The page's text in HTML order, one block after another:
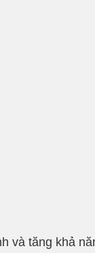
và tăng khả